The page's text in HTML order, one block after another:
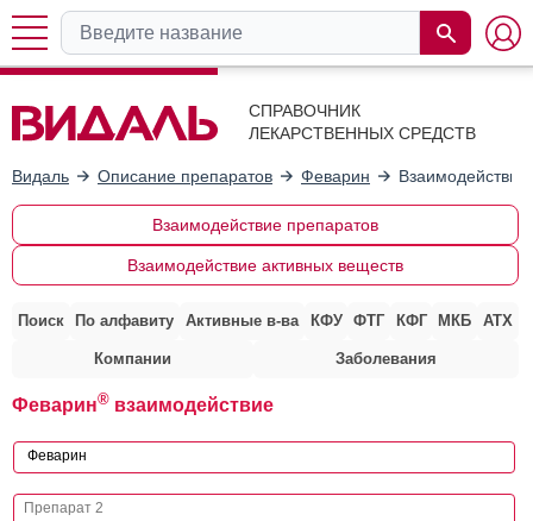
СПРАВОЧНИК
ЛЕКАРСТВЕННЫХ СРЕДСТВ
Видаль Описание препаратов Феварин
Взаимодействие препаратов
Взаимодействие активных веществ
Поиск По алфавиту Активные в-ва КФУ ФТГ КФГ МКБ АТХ
Компании Заболевания
Феварин® взаимодействие